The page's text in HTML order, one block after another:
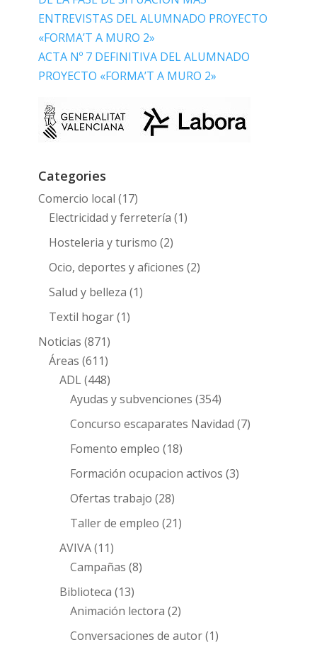
ENTREVISTAS DEL ALUMNADO PROYECTO
«FORMA’T A MURO 2»
ACTA Nº 7 DEFINITIVA DEL ALUMNADO
PROYECTO «FORMA’T A MURO 2»
Categories
Comercio local (17)
Electricidad y ferretería (1)
Hosteleria y turismo (2)
Ocio, deportes y aficiones (2)
Salud y belleza (1)
Textil hogar(1)
Noticias (871)
Áreas (611)
ADL(448)
Ayudas y subvenciones (354)
Concurso escaparates Navidad (7)
Fomento empleo (18)
Formación ocupacion activos (3)
Ofertas trabajo (28)
Taller de empleo (21)
AVIVA(11)
Campañas (8)
Biblioteca (13)
Animación lectora (2)
Conversaciones de autor(1)